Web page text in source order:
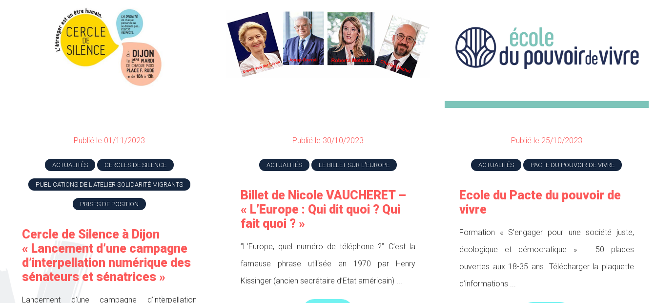
Publié le 01/11/2023
ACTUALITÉS CERCLES DE SILENCE
PUBLICATIONS DE L'ATELIER SOLIDARITÉ MIGRANTS
PRISES DE POSITION
Cercle de Silence à Dijon
« Lancement d’une campagne
d’interpellation numérique des
sénateurs et sénatrices »
Lancement d’une campagne d’interpellation
Publié le 30/10/2023
ACTUALITÉS LE BILLET SUR L'EUROPE
Billet de Nicole VAUCHERET –
« L’Europe : Qui dit quoi ? Qui
fait quoi ? »
”L’Europe, quel numéro de téléphone ?” C’est la
fameuse phrase utilisée en 1970 par Henry
Kissinger (ancien secrétaire d’Etat américain) ...
Publié le 25/10/2023
ACTUALITÉS PACTE DU POUVOIR DE VIVRE
Ecole du Pacte du pouvoir de
vivre
Formation « S’engager pour une société juste,
écologique et démocratique » – 50 places
ouvertes aux 18-35 ans. Télécharger la plaquette
d’informations ...